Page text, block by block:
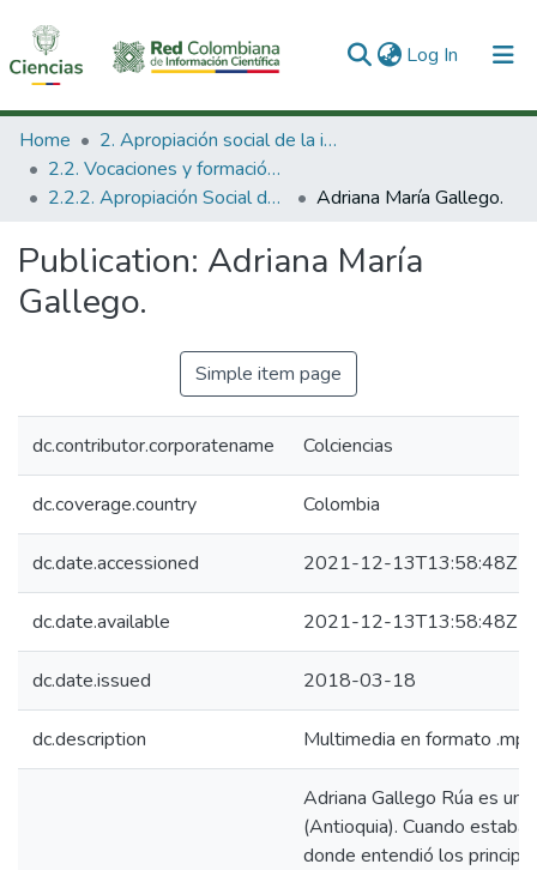
Log In (current)
Communities & Collections
All of DSpace
Home
2. Apropiación social de la información en Ciencia Tecnología e Innovación
2.2. Vocaciones y formación de la CTeI
2.2.2. Apropiación Social del Conocimiento
Adriana María Gallego.
Publication: Adriana María
Gallego.
Simple item page
dc.contributor.corporatename Colciencias
dc.coverage.country Colombia
dc.date.accessioned 2021-12-13T13:58:48Z
dc.date.available 2021-12-13T13:58:48Z
dc.date.issued 2018-03-18
dc.description Multimedia en formato .mp4
Adriana Gallego Rúa es
(Antioquia). Cuando
donde entendió los